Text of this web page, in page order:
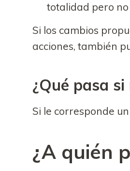
totalidad pero no
Si los cambios
acciones, también
¿Qué pasa
Si le corresponde
¿A quién